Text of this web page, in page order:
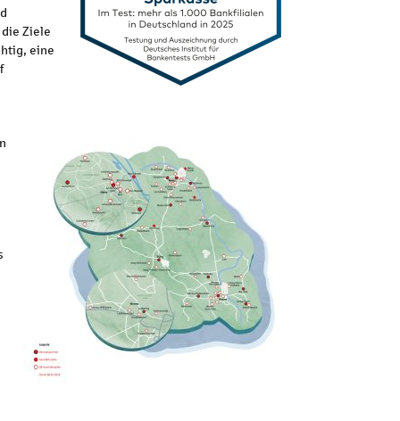
Ziele
eine